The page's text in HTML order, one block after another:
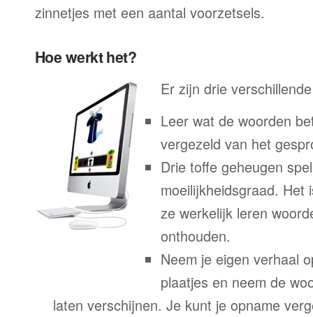
zinnetjes met een aantal voorzetsels.
Hoe werkt het?
Er zijn drie
Leer wat de woorden
vergezeld van het
Drie toffe geheugen
moeilijkheidsgraad. Het
ze werkelijk leren
onthouden.
Neem je eigen verhaal
plaatjes en neem de
laten verschijnen. Je kunt je opname